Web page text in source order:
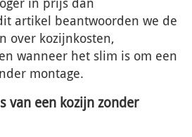
artikel beantwoorden we de
over kozijnkosten,
wanneer het slim is om een
montage.
van een kozijn zonder